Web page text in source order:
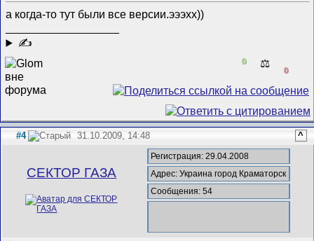
а когда-то тут были все версии.эээхх))
✍
0 ⚖️
0
#4 31.10.2009, 14:48 ^
СЕКТОР ГАЗА
Регистрация: 29.04.2008
Адрес: Украина город Краматорск
Сообщения: 54